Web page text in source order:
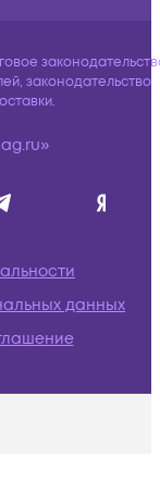
законодательство
данных